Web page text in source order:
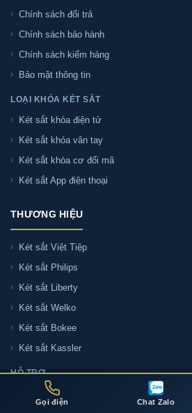
Gọi điện Chat Zalo
Chính sách đổi trả
Chính sách bảo hành
Chính sách kiểm hàng
Bảo mật thông tin
LOẠI KHÓA KÉT SẮT
Két sắt khóa điện tử
Két sắt khóa vân tay
Két sắt khóa cơ đổi mã
Két sắt App điện thoại
THƯƠNG HIỆU
Két sắt Việt Tiệp
Két sắt Philips
Két sắt Liberty
Két sắt Welko
Két sắt Bokee
Két sắt Kassler
HỖ TRỢ
Liên hệ tư vấn